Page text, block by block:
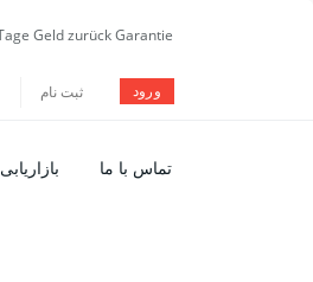
ثبت نام ورود
بازاریابی تماس با ما